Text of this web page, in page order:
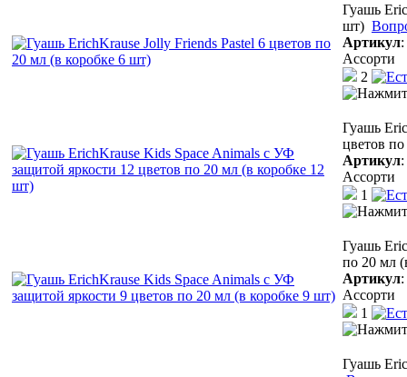
Гуашь
шт)
Артикул:
Ассорти
2
Гуашь
цветов
Артикул:
Ассорти
1
Гуашь
по 20 мл
Артикул:
Ассорти
1
Гуашь